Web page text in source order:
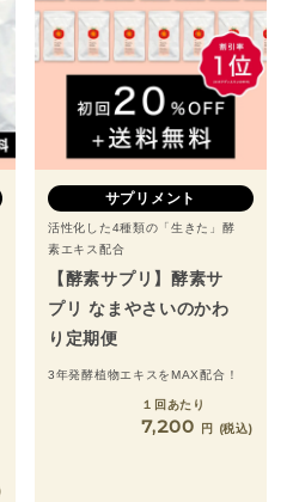
サプリメント
活性化した4種類の「生きた」酵
素エキス配合
【酵素サプリ】酵素サ
プリ なまやさいのかわ
り定期便
3年発酵植物エキスをMAX配合！
１回あたり
7,200 税込